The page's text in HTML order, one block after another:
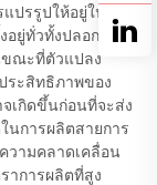
ปรรูปให้อยู่ใน
ยู่ทั่วทั้งปลอกเครื่อง
ขณะที่ตัวแปลง
ระสิทธิภาพของ
เกิดขึ้นก่อนที่จะส่ง
การผลิตสายการ
วามคลาดเคลื่อน
าการผลิตที่สูง